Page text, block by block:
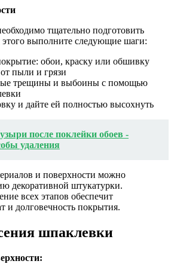
тщательно подготовить
этого выполните следующие шаги:
обои, краску или обшивку
пыли и грязи
трещины и выбоины с помощью
и дайте ей полностью высохнуть
после поклейки обоев -
удаления
и поверхности можно
декоративной штукатурки.
всех этапов обеспечит
и долговечность покрытия.
шпаклевки